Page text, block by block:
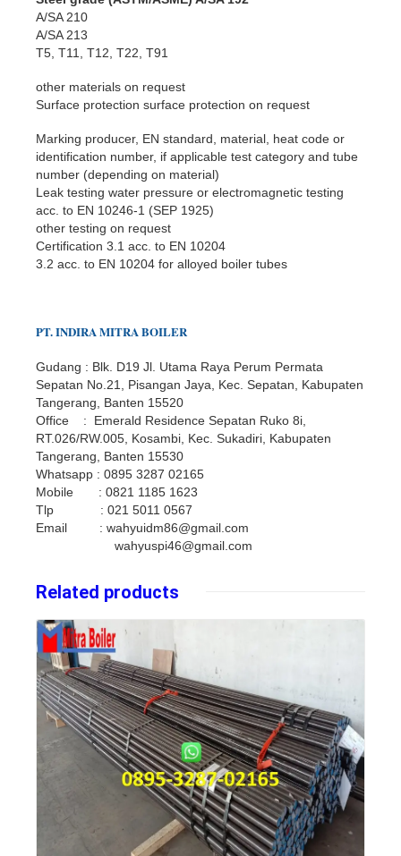
A/SA 210
A/SA 213
T5, T11, T12, T22, T91
other materials on request
Surface protection surface protection on request
Marking producer, EN standard, material, heat code or
identification number, if applicable test category and tube
number (depending on material)
Leak testing water pressure or electromagnetic testing
acc. to EN 10246-1 (SEP 1925)
other testing on request
Certification 3.1 acc. to EN 10204
3.2 acc. to EN 10204 for alloyed boiler tubes
PT.INDIRAMITRA BOILER
Gudang : Blk. D19 Jl. Utama Raya Perum Permata
Sepatan No.21, Pisangan Jaya, Kec. Sepatan, Kabupaten
Tangerang, Banten 15520
Office : Emerald Residence Sepatan Ruko 8i,
RT.026/RW.005, Kosambi, Kec. Sukadiri, Kabupaten
Tangerang, Banten 15530
Whatsapp : 0895 3287 02165
Mobile : 0821 1185 1623
Tlp : 021 5011 0567
Email : wahyuidm86@gmail.com
wahyuspi46@gmail.com
Related products
Details